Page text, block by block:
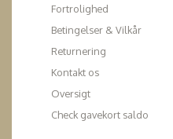
Fortrolighed
Betingelser & Vilkår
Returnering
Kontakt os
Oversigt
Check gavekort saldo